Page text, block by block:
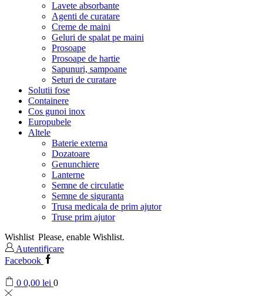
Lavete absorbante
Agenti de curatare
Creme de maini
Geluri de spalat pe maini
Prosoape
Prosoape de hartie
Sapunuri, sampoane
Seturi de curatare
Solutii fose
Containere
Cos gunoi inox
Europubele
Altele
Baterie externa
Dozatoare
Genunchiere
Lanterne
Semne de circulatie
Semne de siguranta
Trusa medicala de prim ajutor
Truse prim ajutor
Wishlist Please, enable Wishlist.
Autentificare
Facebook
0 0,00 lei 0